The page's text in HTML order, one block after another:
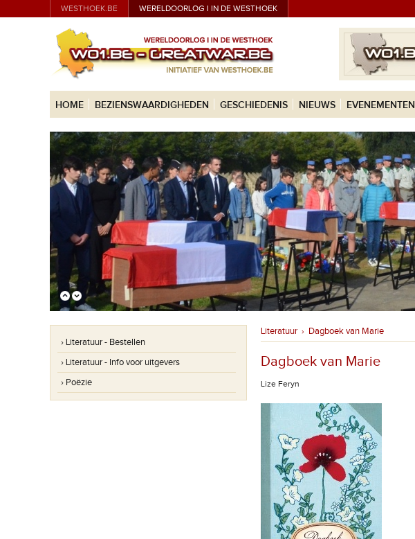
WESTHOEK.BE WERELDOORLOG I IN DE WESTHOEK
HOME BEZIENSWAARDIGHEDEN GESCHIEDENIS NIEUWS EVENEMENTEN
› Literatuur - Bestellen
› Literatuur - Info voor uitgevers
› Poëzie
Literatuur › Dagboek van Marie
Dagboek van Marie
Lize Feryn